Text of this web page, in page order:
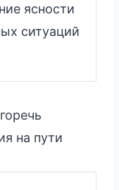
ясности
ситуаций
на пути